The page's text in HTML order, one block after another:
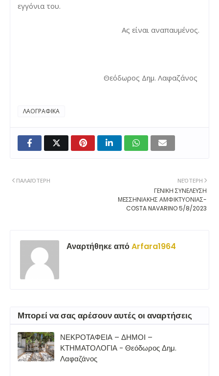
εγγόνια του.
Ας είναι αναπαυμένος.
Θεόδωρος Δημ. Λαφαζάνος
ΛΑΟΓΡΑΦΙΚΑ
ΝΕΌΤΕΡΗ
ΓΕΝΙΚΗ ΣΥΝΕΛΕΥΣΗ
ΜΕΣΣΗΝΙΑΚΗΣ ΑΜΦΙΚΤΥΟΝΙΑΣ-
COSTA NAVARINO 5/8/2023
ΠΑΛΑΙΌΤΕΡΗ
Αναρτήθηκε απόArfara1964
Μπορεί να σας αρέσουν αυτές οι αναρτήσεις
ΝΕΚΡΟΤΑΦΕΙΑ – ΔΗΜΟΙ –
ΚΤΗΜΑΤΟΛΟΓΙΑ - Θεόδωρος Δημ.
Λαφαζάνος